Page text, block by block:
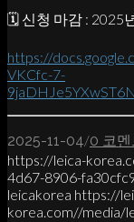
🗓 신청 마감 : 2025
https://
VKCfc-7-
2025-11-04/0 코멘
https://leica-
4d67-8906-
leicakorea https://
korea.com//media/